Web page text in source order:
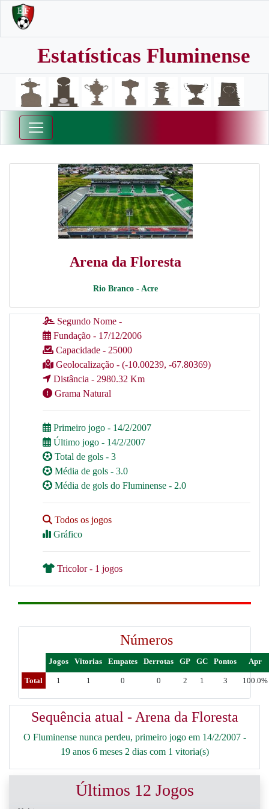
Estatísticas Fluminense
Arena da Floresta
Rio Branco - Acre
Segundo Nome -
Fundação - 17/12/2006
Capacidade - 25000
Geolocalização - (-10.00239, -67.80369)
Distância - 2980.32 Km
Grama Natural
Primeiro jogo - 14/2/2007
Último jogo - 14/2/2007
Total de gols - 3
Média de gols - 3.0
Média de gols do Fluminense - 2.0
Todos os jogos
Gráfico
Tricolor - 1 jogos
Números
Jogos Vitorias Empates Derrotas GP GC Pontos Apr
Total 1 1 0 0 2 1 3 100.0%
Sequência atual - Arena da Floresta
O Fluminense nunca perdeu, primeiro jogo em 14/2/2007 -
19 anos 6 meses 2 dias com 1 vitoria(s)
Últimos 12 Jogos